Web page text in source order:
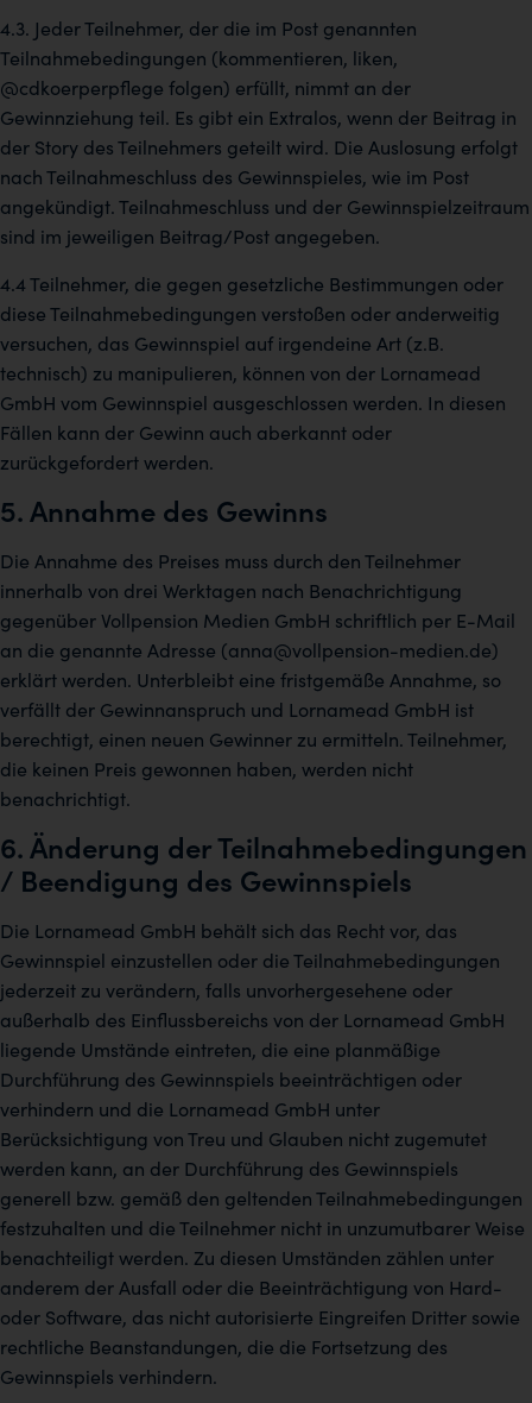
4.3. Jeder Teilnehmer, der die im Post genannten
Teilnahmebedingungen (kommentieren, liken,
@cdkoerperpflege folgen) erfüllt, nimmt an der
Gewinnziehung teil. Es gibt ein Extralos, wenn der Beitrag in
der Story des Teilnehmers geteilt wird. Die Auslosung erfolgt
nach Teilnahmeschluss des Gewinnspieles, wie im Post
angekündigt. Teilnahmeschluss und der Gewinnspielzeitraum
sind im jeweiligen Beitrag/Post angegeben.
4.4 Teilnehmer, die gegen gesetzliche Bestimmungen oder
diese Teilnahmebedingungen verstoßen oder anderweitig
versuchen, das Gewinnspiel auf irgendeine Art (z.B.
technisch) zu manipulieren, können von der Lornamead
GmbH vom Gewinnspiel ausgeschlossen werden. In diesen
Fällen kann der Gewinn auch aberkannt oder
zurückgefordert werden.
5. Annahme des Gewinns
Die Annahme des Preises muss durch den Teilnehmer
innerhalb von drei Werktagen nach Benachrichtigung
gegenüber Vollpension Medien GmbH schriftlich per E-Mail
an die genannte Adresse (anna@vollpension-medien.de)
erklärt werden. Unterbleibt eine fristgemäße Annahme, so
verfällt der Gewinnanspruch und Lornamead GmbH ist
berechtigt, einen neuen Gewinner zu ermitteln. Teilnehmer,
die keinen Preis gewonnen haben, werden nicht
benachrichtigt.
6. Änderung der Teilnahmebedingungen
/ Beendigung des Gewinnspiels
Die Lornamead GmbH behält sich das Recht vor, das
Gewinnspiel einzustellen oder die Teilnahmebedingungen
jederzeit zu verändern, falls unvorhergesehene oder
außerhalb des Einflussbereichs von der Lornamead GmbH
liegende Umstände eintreten, die eine planmäßige
Durchführung des Gewinnspiels beeinträchtigen oder
verhindern und die Lornamead GmbH unter
Berücksichtigung von Treu und Glauben nicht zugemutet
werden kann, an der Durchführung des Gewinnspiels
generell bzw. gemäß den geltenden Teilnahmebedingungen
festzuhalten und die Teilnehmer nicht in unzumutbarer Weise
benachteiligt werden. Zu diesen Umständen zählen unter
anderem der Ausfall oder die Beeinträchtigung von Hard-
oder Software, das nicht autorisierte Eingreifen Dritter sowie
rechtliche Beanstandungen, die die Fortsetzung des
Gewinnspiels verhindern.